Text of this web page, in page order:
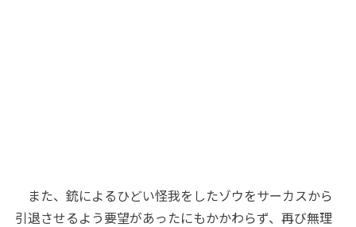
また、銃によるひどい怪我をしたゾウをサーカスから
引退させるよう要望があったにもかかわらず、再び無理